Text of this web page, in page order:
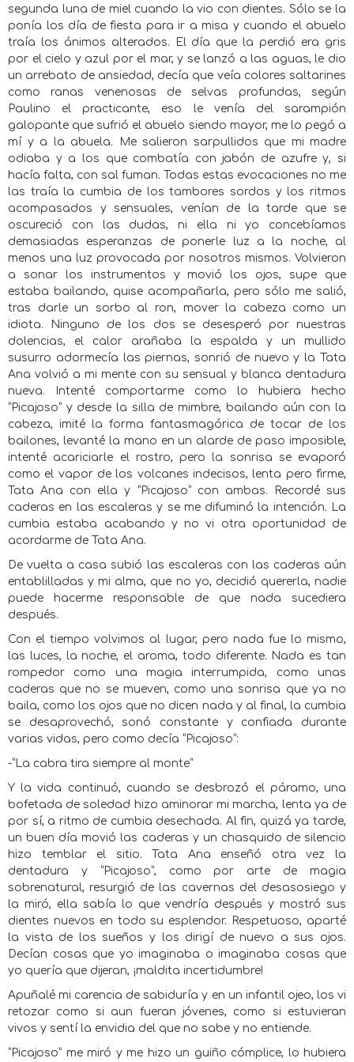
segunda luna de miel cuando la vio con dientes. Sólo se la
ponía los día de fiesta para ir a misa y cuando el abuelo
traía los ánimos alterados. El día que la perdió era gris
por el cielo y azul por el mar, y se lanzó a las aguas, le dio
un arrebato de ansiedad, decía que veía colores saltarines
como ranas venenosas de selvas profundas, según
Paulino el practicante, eso le venía del sarampión
galopante que sufrió el abuelo siendo mayor, me lo pegó a
mí y a la abuela. Me salieron sarpullidos que mi madre
odiaba y a los que combatía con jabón de azufre y, si
hacía falta, con sal fuman. Todas estas evocaciones no me
las traía la cumbia de los tambores sordos y los ritmos
acompasados y sensuales, venían de la tarde que se
oscureció con las dudas, ni ella ni yo concebíamos
demasiadas esperanzas de ponerle luz a la noche, al
menos una luz provocada por nosotros mismos. Volvieron
a sonar los instrumentos y movió los ojos, supe que
estaba bailando, quise acompañarla, pero sólo me salió,
tras darle un sorbo al ron, mover la cabeza como un
idiota. Ninguno de los dos se desesperó por nuestras
dolencias, el calor arañaba la espalda y un mullido
susurro adormecía las piernas, sonrió de nuevo y la Tata
Ana volvió a mi mente con su sensual y blanca dentadura
nueva. Intenté comportarme como lo hubiera hecho
“Picajoso” y desde la silla de mimbre, bailando aún con la
cabeza, imité la forma fantasmagórica de tocar de los
bailones, levanté la mano en un alarde de paso imposible,
intenté acariciarle el rostro, pero la sonrisa se evaporó
como el vapor de los volcanes indecisos, lenta pero firme,
Tata Ana con ella y “Picajoso” con ambas. Recordé sus
caderas en las escaleras y se me difuminó la intención. La
cumbia estaba acabando y no vi otra oportunidad de
acordarme de Tata Ana.
De vuelta a casa subió las escaleras con las caderas aún
entablilladas y mi alma, que no yo, decidió quererla, nadie
puede hacerme responsable de que nada sucediera
después.
Con el tiempo volvimos al lugar, pero nada fue lo mismo,
las luces, la noche, el aroma, todo diferente. Nada es tan
rompedor como una magia interrumpida, como unas
caderas que no se mueven, como una sonrisa que ya no
baila, como los ojos que no dicen nada y al final, la cumbia
se desaprovechó, sonó constante y confiada durante
varias vidas, pero como decía “Picajoso”:
-“La cabra tira siempre al monte”
Y la vida continuó, cuando se desbrozó el páramo, una
bofetada de soledad hizo aminorar mi marcha, lenta ya de
por sí, a ritmo de cumbia desechada. Al fin, quizá ya tarde,
un buen día movió las caderas y un chasquido de silencio
hizo temblar el sitio. Tata Ana enseñó otra vez la
dentadura y “Picajoso”, como por arte de magia
sobrenatural, resurgió de las cavernas del desasosiego y
la miró, ella sabía lo que vendría después y mostró sus
dientes nuevos en todo su esplendor. Respetuoso, aparté
la vista de los sueños y los dirigí de nuevo a sus ojos.
Decían cosas que yo imaginaba o imaginaba cosas que
yo quería que dijeran, ¡maldita incertidumbre!
Apuñalé mi carencia de sabiduría y en un infantil ojeo, los vi
retozar como si aun fueran jóvenes, como si estuvieran
vivos y sentí la envidia del que no sabe y no entiende.
“Picajoso” me miró y me hizo un guiño cómplice, lo hubiera